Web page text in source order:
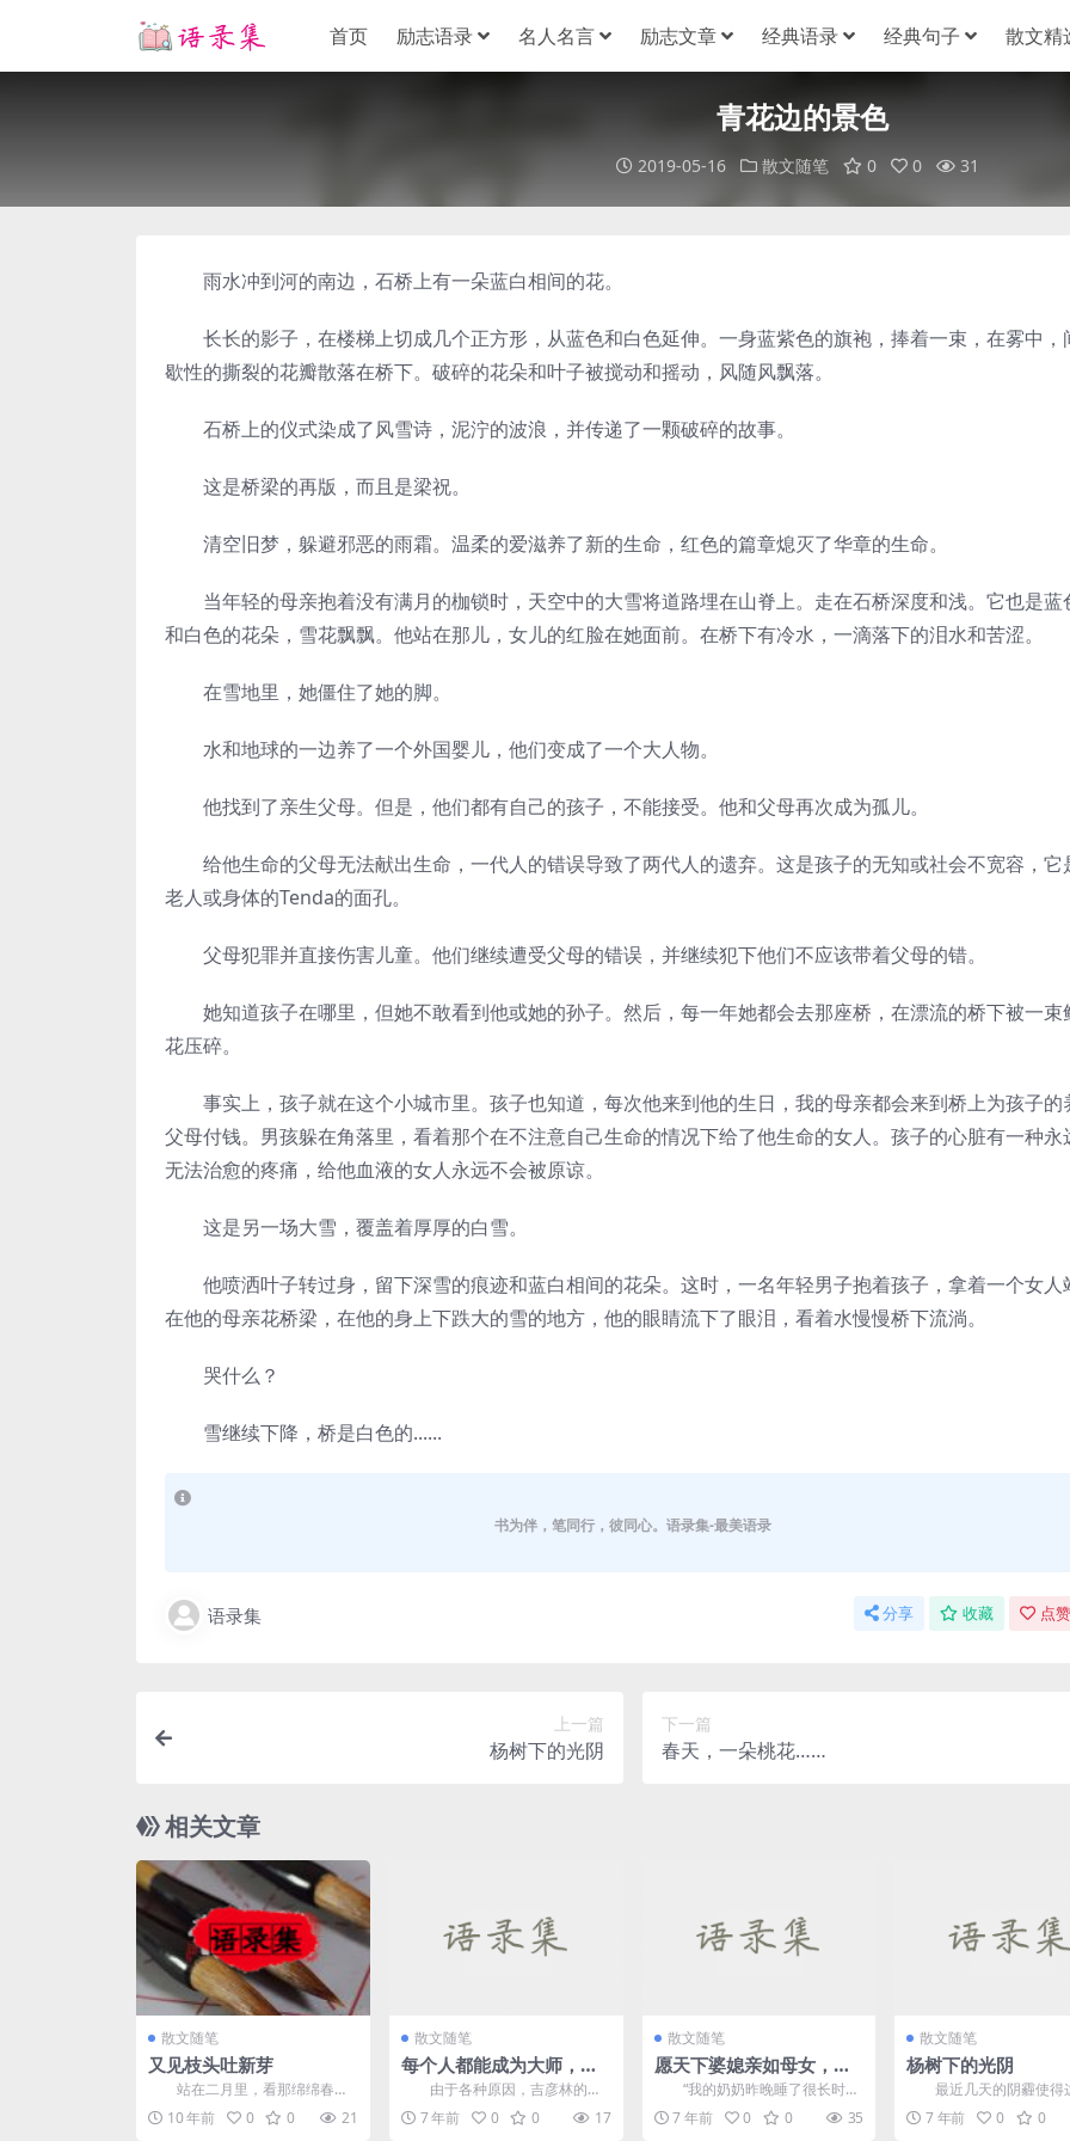
首页 励志语录 名人名言 励志文章 经典语录 经典句子 散文精
青花边的景色
2019-05-16 散文随笔 0 0 31
雨水冲到河的南边，石桥上有一朵蓝白相间的花。
长长的影子，在楼梯上切成几个正方形，从蓝色和白色延伸。一身蓝紫色的旗袍，捧着一束，在雾中，
歇性的撕裂的花瓣散落在桥下。破碎的花朵和叶子被搅动和摇动，风随风飘落。
石桥上的仪式染成了风雪诗，泥泞的波浪，并传递了一颗破碎的故事。
这是桥梁的再版，而且是梁祝。
清空旧梦，躲避邪恶的雨霜。温柔的爱滋养了新的生命，红色的篇章熄灭了华章的生命。
当年轻的母亲抱着没有满月的枷锁时，天空中的大雪将道路埋在山脊上。走在石桥深度和浅。它也是蓝
和白色的花朵，雪花飘飘。他站在那儿，女儿的红脸在她面前。在桥下有冷水，一滴落下的泪水和苦涩。
在雪地里，她僵住了她的脚。
水和地球的一边养了一个外国婴儿，他们变成了一个大人物。
他找到了亲生父母。但是，他们都有自己的孩子，不能接受。他和父母再次成为孤儿。
给他生命的父母无法献出生命，一代人的错误导致了两代人的遗弃。这是孩子的无知或社会不宽容，它
老人或身体的Tenda的面孔。
父母犯罪并直接伤害儿童。他们继续遭受父母的错误，并继续犯下他们不应该带着父母的错。
她知道孩子在哪里，但她不敢看到他或她的孙子。然后，每一年她都会去那座桥，在漂流的桥下被一束
花压碎。
事实上，孩子就在这个小城市里。孩子也知道，每次他来到他的生日，我的母亲都会来到桥上为孩子的
父母付钱。男孩躲在角落里，看着那个在不注意自己生命的情况下给了他生命的女人。孩子的心脏有一种永
无法治愈的疼痛，给他血液的女人永远不会被原谅。
这是另一场大雪，覆盖着厚厚的白雪。
他喷洒叶子转过身，留下深雪的痕迹和蓝白相间的花朵。这时，一名年轻男子抱着孩子，拿着一个女人
在他的母亲花桥梁，在他的身上下跌大的雪的地方，他的眼睛流下了眼泪，看着水慢慢桥下流淌。
哭什么？
雪继续下降，桥是白色的......
书为伴，笔同行，彼同心。语录集-最美语录
语录集 分享 收藏 点
上一篇
杨树下的光阴
下一篇
春天，一朵桃花……
相关文章
散文随笔
又见枝头吐新芽
站在二月里，看那绵绵春雨
润出盛世繁华，扭头间，又见枝
头吐新芽。 ...
10 年前 0 0 21
散文随笔
每个人都能成为大师，只
要你愿意
由于各种原因，吉彦林的记
录今天拍摄，他说他想扩大它，
让大家等。 他现年9...
7 年前 0 0 17
散文随笔
愿天下婆媳亲如母女，胜
似一家人
“我的奶奶昨晚睡了很长时
间。首先，分析：门窗很紧，噪
音很大。第二...
7 年前 0 0 35
散文随笔
杨树下的光阴
最近几天的阴霾使得
天看起来更冷，更暗，情
天气一样蒙上阴影。甚至
7 年前 0 0